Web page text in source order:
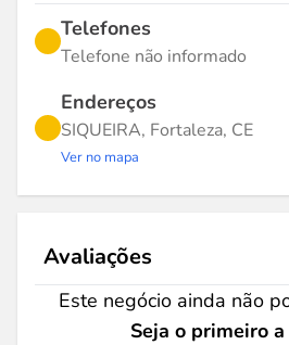
Telefones
Telefone não informado
Endereços
SIQUEIRA, Fortaleza, CE
Ver no mapa
Avaliações
Este negócio ainda não
Seja o primeiro